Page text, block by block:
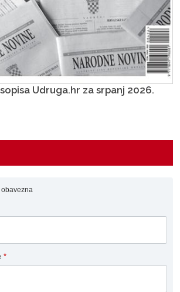
Udruga.hr za srpanj 2026.
obavezna
*